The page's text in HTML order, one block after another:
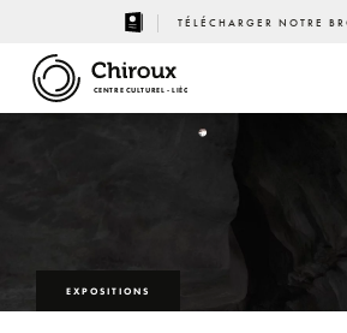
TÉLÉCHARGER NOTRE
CENTRE CULTUREL - LIÈGE
EXPOSITIONS